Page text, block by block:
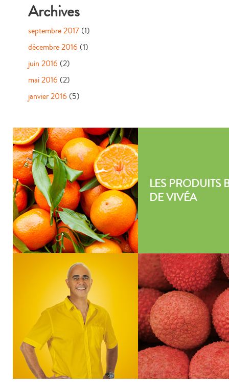
Archives
septembre 2017 (1)
décembre 2016 (1)
juin 2016 (2)
mai 2016 (2)
janvier 2016 (5)
LES PRODUITS
DE VIVÉA